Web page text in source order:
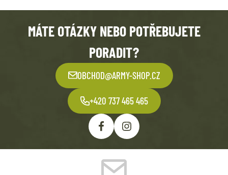
MÁTE OTÁZKY NEBO POTŘEBUJETE
PORADIT?
OBCHOD@ARMY-SHOP.CZ
+420 737 465 465